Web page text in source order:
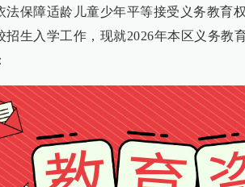
法保障适龄儿童少年平等接受义务教育
招生入学工作，现就2026年本区义务教